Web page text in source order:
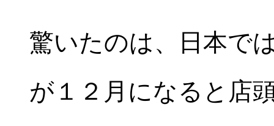
驚いたのは、日本で
が１２月になると店